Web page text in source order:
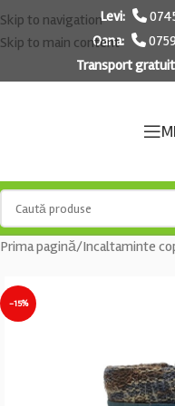
Skip to navigation
Skip to main content
Levi:
Oana:
Transport
Prima pagină/Incaltaminte
-15%